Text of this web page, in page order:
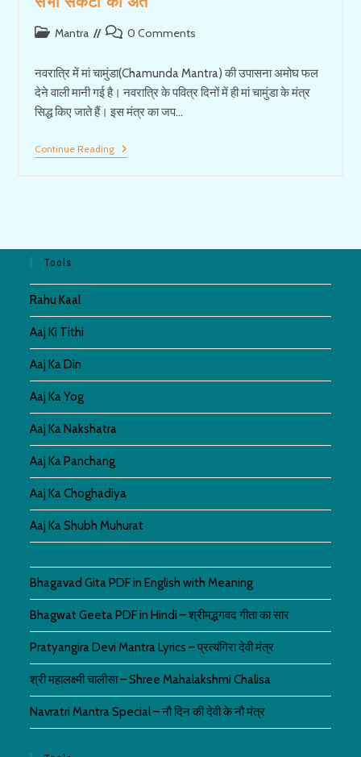
PostMantra
Post0 Comments
नवरात्रि में मां चामुंडा(Chamunda Mantra) की उपासना अमोघ फल
देने वाली मानी गई है। नवरात्रि के पवित्र दिनों में ही मां चामुंडा के मंत्र
सिद्ध किए जाते हैं। इस मंत्र का जप…
Continue ReadingChamunda
Mantra
|
संकटों
Tools
Rahu Kaal
Aaj Ki Tithi
Aaj Ka Din
Aaj Ka Yog
Aaj Ka Nakshatra
Aaj Ka Panchang
Aaj Ka Choghadiya
Aaj Ka Shubh Muhurat
Bhagavad Gita PDF in English with Meaning
Bhagwat Geeta PDF in Hindi – श्रीमद्भगवद गीता का सार
Pratyangira Devi Mantra Lyrics – प्रत्यंगिरा देवी मंत्र
श्री महालक्ष्मी चालीसा – Shree Mahalakshmi Chalisa
Navratri Mantra Special – नौ दिन की देवी के नौ मंत्र